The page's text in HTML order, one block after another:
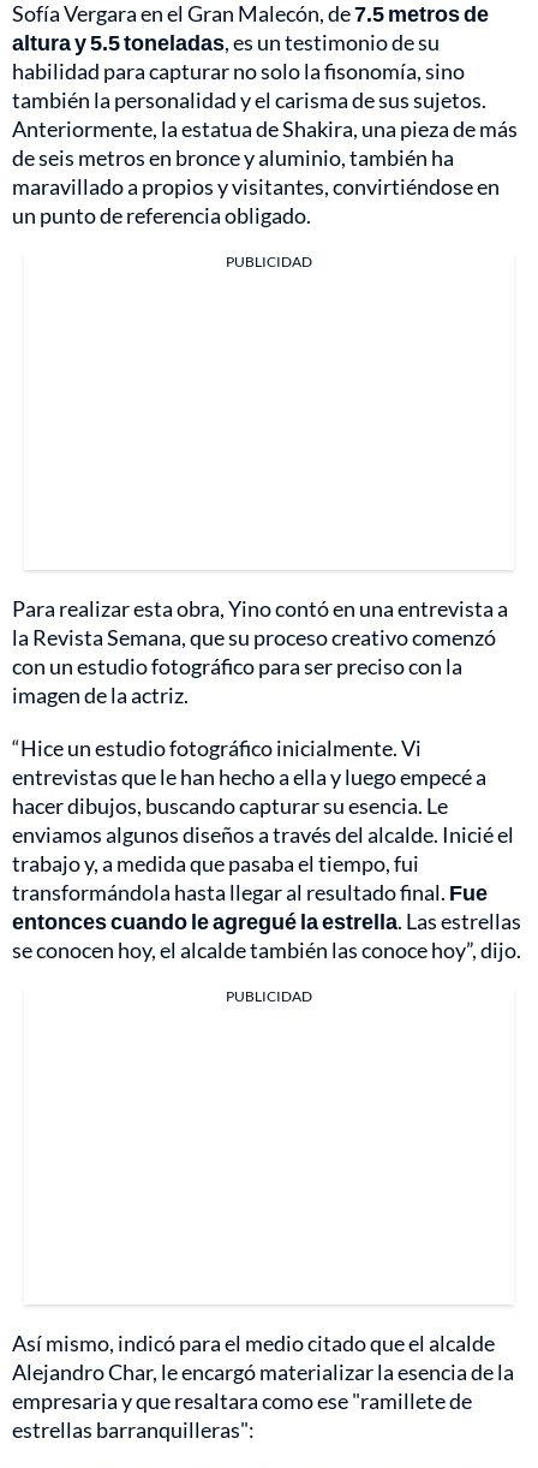
Sofía Vergara en el Gran Malecón, de7.5 metros de
altura y 5.5 toneladas, es un testimonio de su
habilidad para capturar no solo la fisonomía, sino
también la personalidad y el carisma de sus sujetos.
Anteriormente, la estatua de Shakira, una pieza de más
de seis metros en bronce y aluminio, también ha
maravillado a propios y visitantes, convirtiéndose en
un punto de referencia obligado.
PUBLICIDAD
Para realizar esta obra, Yino contó en una entrevista a
la Revista Semana, que su proceso creativo comenzó
con un estudio fotográfico para ser preciso con la
imagen de la actriz.
“Hice un estudio fotográfico inicialmente. Vi
entrevistas que le han hecho a ella y luego empecé a
hacer dibujos, buscando capturar su esencia. Le
enviamos algunos diseños a través del alcalde. Inicié el
trabajo y, a medida que pasaba el tiempo, fui
transformándola hasta llegar al resultado final. Fue
entonces cuando le agregué la estrella. Las estrellas
se conocen hoy, el alcalde también las conoce hoy”, dijo.
PUBLICIDAD
Así mismo, indicó para el medio citado que el alcalde
Alejandro Char, le encargó materializar la esencia de la
empresaria y que resaltara como ese "ramillete de
estrellas barranquilleras":